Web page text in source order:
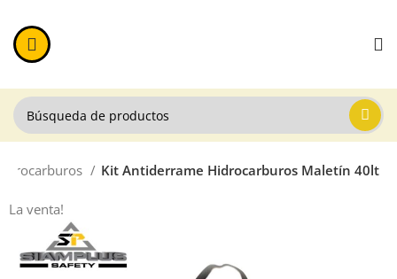
Kit Antiderrame Hidrocarburos Maletín 40lt
La venta!